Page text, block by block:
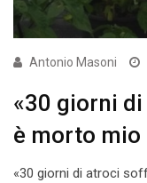
Antonio Masoni
«30 giorni
è morto mio
«30 giorni di atroci